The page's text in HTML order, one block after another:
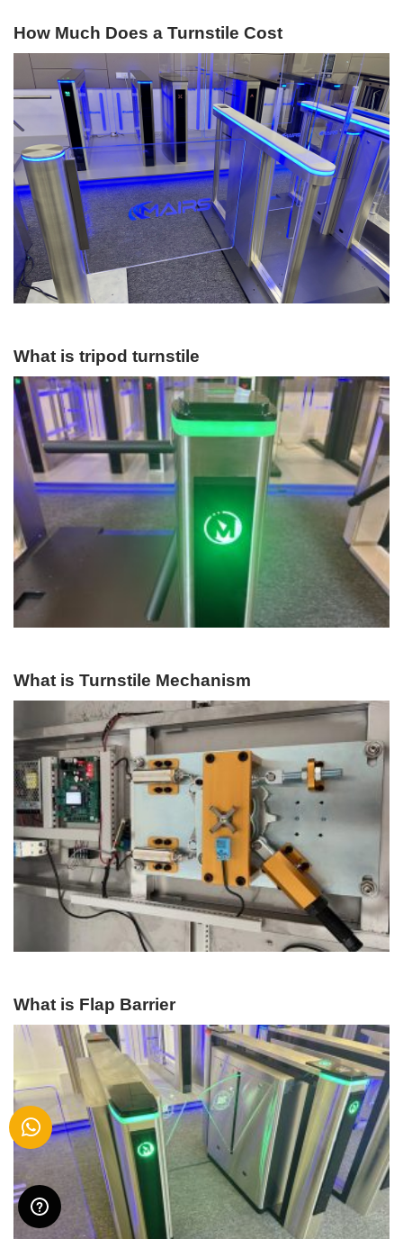
How Much Does a Turnstile Cost
What is tripod turnstile
What is Turnstile Mechanism
What is Flap Barrier